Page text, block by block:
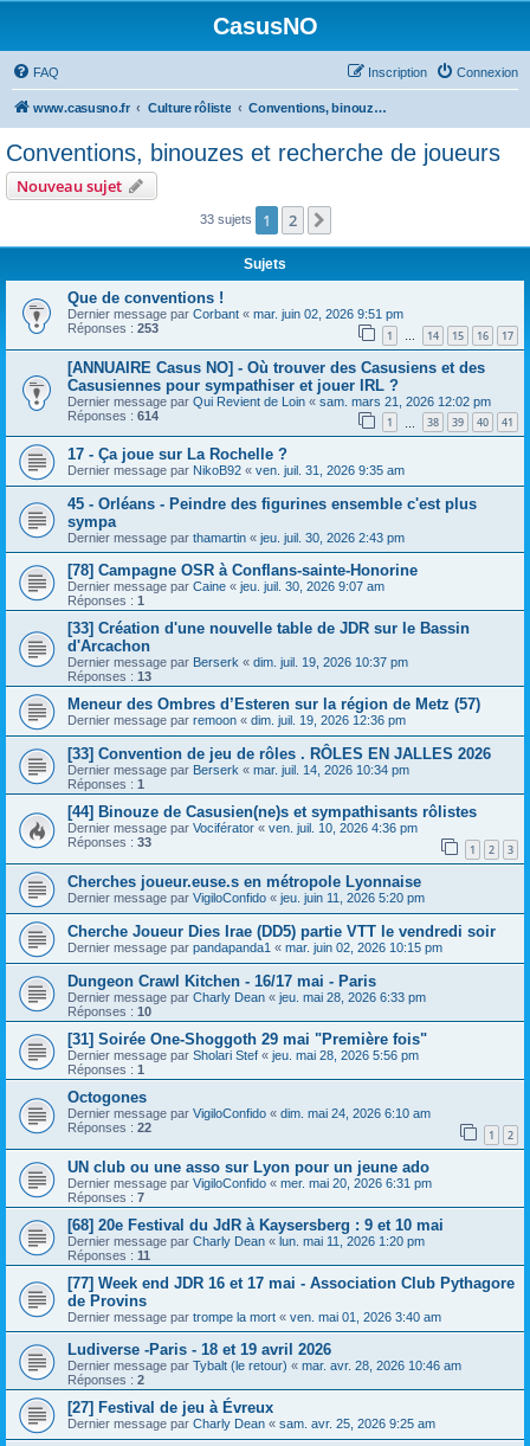
CasusNO
FAQ Connexion
Inscription
www.casusno.fr Culture rôliste Conventions, binouzes et recherche de joueurs
Conventions, binouzes et recherche de joueurs
Nouveau sujet
33 sujets 1 2
Sujets
Que de conventions !
Dernier message par Corbant « mar. juin 02, 2026 9:51 pm
Réponses : 253 1 … 14 15 16 17
[ANNUAIRE Casus NO] - Où trouver des Casusiens et des
Casusiennes pour sympathiser et jouer IRL ?
Dernier message par Qui Revient de Loin « sam. mars 21, 2026 12:02 pm
Réponses : 614 1 38 39 40 41
17 - Ça joue sur La Rochelle ?
Dernier message par NikoB92 « ven. juil. 31, 2026 9:35 am
45 - Orléans - Peindre des figurines ensemble c'est plus
sympa
Dernier message par thamartin « jeu. juil. 30, 2026 2:43 pm
[78] Campagne OSR à Conflans-sainte-Honorine
Dernier message par Caine « jeu. juil. 30, 2026 9:07 am
Réponses : 1
[33] Création d'une nouvelle table de JDR sur le Bassin
d'Arcachon
Dernier message par Berserk « dim. juil. 19, 2026 10:37 pm
Réponses : 13
Meneur des Ombres d’Esteren sur la région de Metz (57)
Dernier message par remoon « dim. juil. 19, 2026 12:36 pm
[33] Convention de jeu de rôles . RÔLES EN JALLES 2026
Dernier message par Berserk « mar. juil. 14, 2026 10:34 pm
Réponses : 1
[44] Binouze de Casusien(ne)s et sympathisants rôlistes
Dernier message par Vociférator « ven. juil. 10, 2026 4:36 pm
Réponses : 33 1 2 3
Cherches joueur.euse.s en métropole Lyonnaise
Dernier message par VigiloConfido « jeu. juin 11, 2026 5:20 pm
Cherche Joueur Dies Irae (DD5) partie VTT le vendredi soir
Dernier message par pandapanda1 « mar. juin 02, 2026 10:15 pm
Dungeon Crawl Kitchen - 16/17 mai - Paris
Dernier message par Charly Dean « jeu. mai 28, 2026 6:33 pm
Réponses : 10
[31] Soirée One-Shoggoth 29 mai "Première fois"
Dernier message par Sholari Stef « jeu. mai 28, 2026 5:56 pm
Réponses : 1
Octogones
Dernier message par VigiloConfido « dim. mai 24, 2026 6:10 am
Réponses : 22 1 2
UN club ou une asso sur Lyon pour un jeune ado
Dernier message par VigiloConfido « mer. mai 20, 2026 6:31 pm
Réponses : 7
[68] 20e Festival du JdR à Kaysersberg : 9 et 10 mai
Dernier message par Charly Dean « lun. mai 11, 2026 1:20 pm
Réponses : 11
[77] Week end JDR 16 et 17 mai - Association Club Pythagore
de Provins
Dernier message par trompe la mort « ven. mai 01, 2026 3:40 am
Ludiverse -Paris - 18 et 19 avril 2026
Dernier message par Tybalt (le retour) « mar. avr. 28, 2026 10:46 am
Réponses : 2
[27] Festival de jeu à Évreux
Dernier message par Charly Dean « sam. avr. 25, 2026 9:25 am